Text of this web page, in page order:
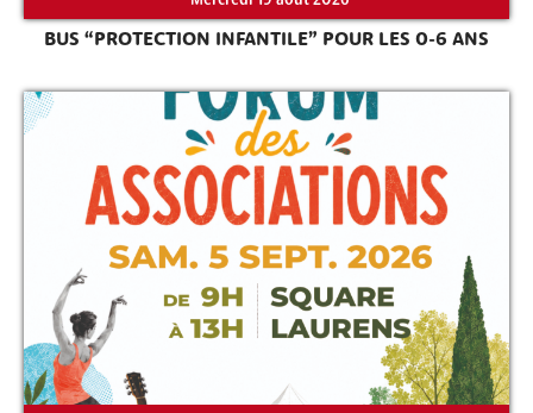
BUS “PROTECTION INFANTILE” POUR LES 0-6 ANS